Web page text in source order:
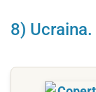
8)